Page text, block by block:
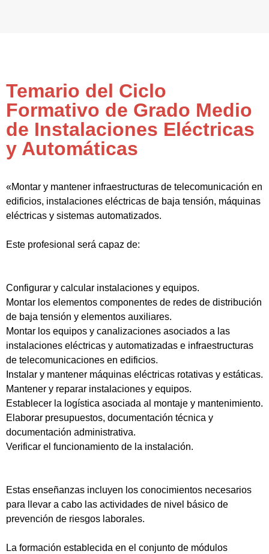
Temario del Ciclo
Formativo de Grado Medio
de Instalaciones Eléctricas
y Automáticas
«Montar y mantener infraestructuras de telecomunicación en
edificios, instalaciones eléctricas de baja tensión, máquinas
eléctricas y sistemas automatizados.
Este profesional será capaz de:
Configurar y calcular instalaciones y equipos.
Montar los elementos componentes de redes de distribución
de baja tensión y elementos auxiliares.
Montar los equipos y canalizaciones asociados a las
instalaciones eléctricas y automatizadas e infraestructuras
de telecomunicaciones en edificios.
Instalar y mantener máquinas eléctricas rotativas y estáticas.
Mantener y reparar instalaciones y equipos.
Establecer la logística asociada al montaje y mantenimiento.
Elaborar presupuestos, documentación técnica y
documentación administrativa.
Verificar el funcionamiento de la instalación.
Estas enseñanzas incluyen los conocimientos necesarios
para llevar a cabo las actividades de nivel básico de
prevención de riesgos laborales.
La formación establecida en el conjunto de módulos